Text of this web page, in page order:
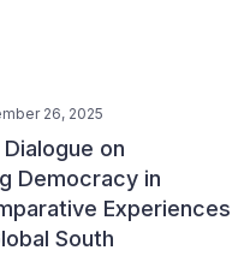
26, 2025
on
Democracy in
Experiences
South